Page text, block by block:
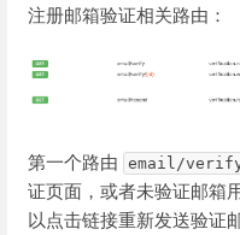
注册邮箱验证相关路由：
第一个路由 email/
证页面，或者未验证邮箱
以点击链接重新发送验证邮